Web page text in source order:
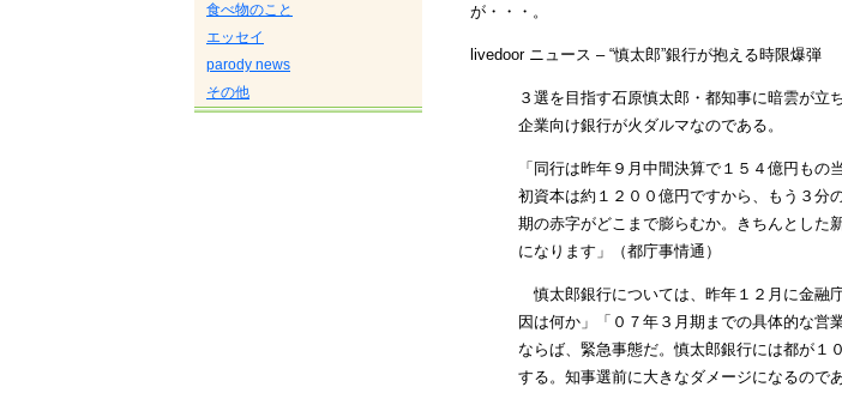
が・・・。
livedoor ニュース – “慎太郎”銀行が抱える時限爆弾
３選を目指す石原慎太郎・都知事に暗雲が
企業向け銀行が火ダルマなのである。
「同行は昨年９月中間決算で１５４億円も
初資本は約１２００億円ですから、もう３分
期の赤字がどこまで膨らむか。きちんとした
になります」（都庁事情通）
慎太郎銀行については、昨年１２月に金融
因は何か」「０７年３月期までの具体的な営
ならば、緊急事態だ。慎太郎銀行には都が１
する。知事選前に大きなダメージになるのであ
食べ物のこと
エッセイ
parody news
その他